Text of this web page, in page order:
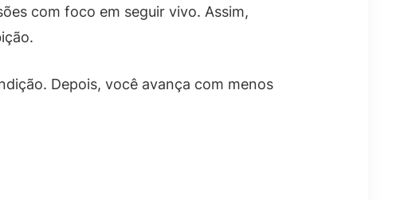
com foco em seguir vivo. Assim,
Depois, você avança com menos